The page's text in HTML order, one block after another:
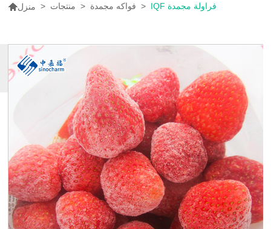
منزل > منتجات > فواكه مجمدة > IQF فراولة مجمدة
المزيد
من
المنتجات